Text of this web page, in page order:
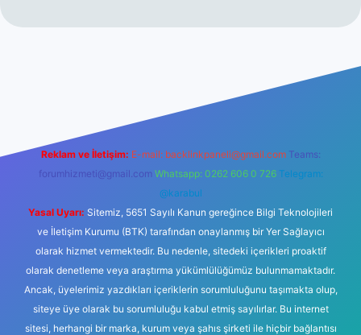
Reklam ve İletişim: E-mail: backlinkpaneli@gmail.com Teams:
forumhizmeti@gmail.com Whatsapp: 0262 606 0 726 Telegram:
@karabul
Yasal Uyarı: Sitemiz, 5651 Sayılı Kanun gereğince Bilgi Teknolojileri
ve İletişim Kurumu (BTK) tarafından onaylanmış bir Yer Sağlayıcı
olarak hizmet vermektedir. Bu nedenle, sitedeki içerikleri proaktif
olarak denetleme veya araştırma yükümlülüğümüz bulunmamaktadır.
Ancak, üyelerimiz yazdıkları içeriklerin sorumluluğunu taşımakta olup,
siteye üye olarak bu sorumluluğu kabul etmiş sayılırlar. Bu internet
sitesi, herhangi bir marka, kurum veya şahıs şirketi ile hiçbir bağlantısı